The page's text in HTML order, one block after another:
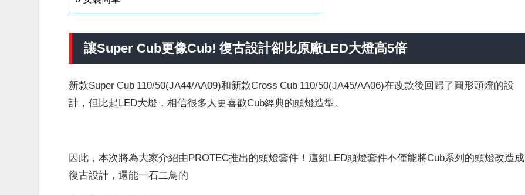
讓Super Cub更像Cub! 復古設計卻比原廠LED大燈高5倍
新款Super Cub 110/50(JA44/AA09)和新款Cross Cub 110/50(JA45/AA06)在改款後回歸了圓形頭燈的設
計，但比起LED大燈，相信很多人更喜歡Cub經典的頭燈造型。
因此，本次將為大家介紹由PROTEC推出的頭燈套件！這組LED頭燈套件不僅能將Cub系列的頭燈改造成
復古設計，還能一石二鳥的